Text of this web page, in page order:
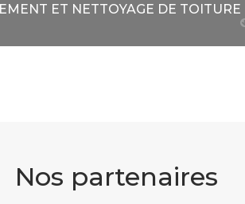
ET NETTOYAGE DE TOITURE
Nos partenaires